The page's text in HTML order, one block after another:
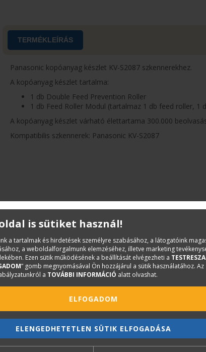
TERMÉKLEÍRÁS
Panasonic kopóanyag készlet KV-S2087 szkennerekhez.
A kopóanyag készlet tartalma:
1 db Double Feed Prevention Roller
1 db Feed Roller Modul (tartalmaz 1 db feed roller, 1
A kopóanyag készlet várható élettartama 300.000
Kompatibilis szkennerek: Panasonic KV-S2087
is sütiket használ!
a tartalmak és hirdetések személyre szabásához, a látogatóink
a weboldalforgalmunk elemzéséhez, illetve marketing
Ezen sütik működésének a beállítását elvégezheti a
” gomb megnyomásával Ön hozzájárul a sütik használatához. Az
a TOVÁBBI INFORMÁCIÓ alatt olvashat.
ELFOGADOM
ELENGEDHETETLEN SÜTIK ELFOGADÁSA